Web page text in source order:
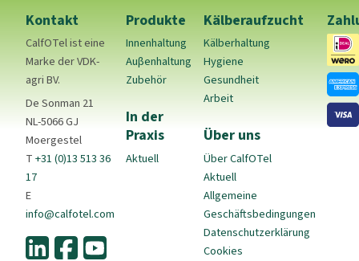
Kontakt
CalfOTel ist eine
Marke der VDK-
agri BV.
De Sonman 21
NL-5066 GJ
Moergestel
T+31 (0)13 513 36
17
E
info@calfotel.com
Produkte
Innenhaltung
Auβenhaltung
Zubehör
In der
Praxis
Aktuell
Kälberaufzucht
Kälberhaltung
Hygiene
Gesundheit
Arbeit
Über uns
Über CalfOTel
Aktuell
Allgemeine
Geschäftsbedingungen
Datenschutzerklärung
Cookies